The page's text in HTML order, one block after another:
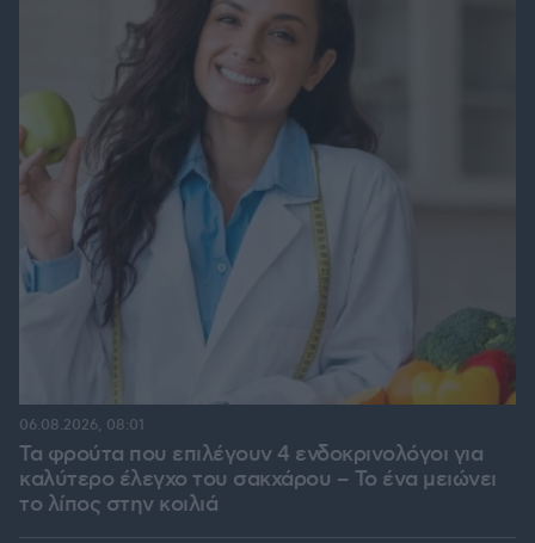
Τα φρούτα που επιλέγουν 4 ενδοκρινολόγοι για
καλύτερο έλεγχο του σακχάρου – Το ένα μειώνει
το λίπος στην κοιλιά
06.08.2026, 08:01